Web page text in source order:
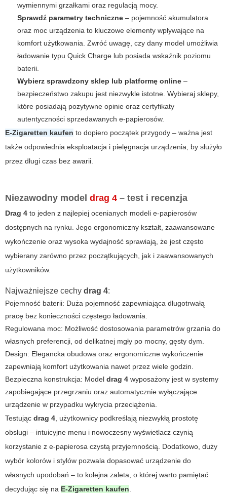
wymiennymi grzałkami oraz regulacją mocy.
Sprawdź parametry techniczne – pojemność akumulatora
oraz moc urządzenia to kluczowe elementy wpływające na
komfort użytkowania. Zwróć uwagę, czy dany model umożliwia
ładowanie typu Quick Charge lub posiada wskaźnik poziomu
baterii.
Wybierz sprawdzony sklep lub platformę online –
bezpieczeństwo zakupu jest niezwykle istotne. Wybieraj sklepy,
które posiadają pozytywne opinie oraz certyfikaty
autentyczności sprzedawanych e-papierosów.
E-Zigaretten kaufen to dopiero początek przygody – ważna jest
także odpowiednia eksploatacja i pielęgnacja urządzenia, by służyło
przez długi czas bez awarii.
Niezawodny model drag 4 – test i recenzja
Drag 4 to jeden z najlepiej ocenianych modeli e-papierosów
dostępnych na rynku. Jego ergonomiczny kształt, zaawansowane
wykończenie oraz wysoka wydajność sprawiają, że jest często
wybierany zarówno przez początkujących, jak i zaawansowanych
użytkowników.
Najważniejsze cechy drag 4:
Pojemność baterii: Duża pojemność zapewniająca długotrwałą
pracę bez konieczności częstego ładowania.
Regulowana moc: Możliwość dostosowania parametrów grzania do
własnych preferencji, od delikatnej mgły po mocny, gęsty dym.
Design: Elegancka obudowa oraz ergonomiczne wykończenie
zapewniają komfort użytkowania nawet przez wiele godzin.
Bezpieczna konstrukcja: Model drag 4 wyposażony jest w systemy
zapobiegające przegrzaniu oraz automatycznie wyłączające
urządzenie w przypadku wykrycia przeciążenia.
Testując drag 4 , użytkownicy podkreślają niezwykłą prostotę
obsługi – intuicyjne menu i nowoczesny wyświetlacz czynią
korzystanie z e-papierosa czystą przyjemnością. Dodatkowo, duży
wybór kolorów i stylów pozwala dopasować urządzenie do
własnych upodobań – to kolejna zaleta, o której warto pamiętać
decydując się na E-Zigaretten kaufen